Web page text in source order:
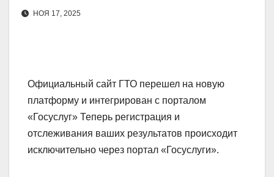
НОЯ 17, 2025
Официальный сайт ГТО перешел на новую
платформу и интегрирован с порталом
«Госуслуг» Теперь регистрация и
отслеживания ваших результатов происходит
исключительно через портал «Госуслуги».